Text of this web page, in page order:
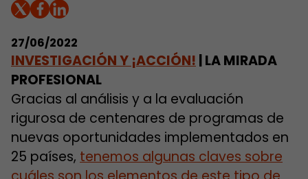
27/06/2022
INVESTIGACIÓN Y ¡ACCIÓN! | LA MIRADA
PROFESIONAL
Gracias al análisis y a la evaluación
rigurosa de centenares de programas de
nuevas oportunidades implementados en
25 países, tenemos algunas claves sobre